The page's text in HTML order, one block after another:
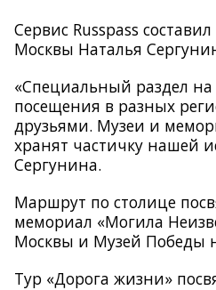
Сервис Russpass
Москвы Наталья
«Специальный раздел
посещения в разных
друзьями. Музеи и
хранят частичку нашей
Сергунина.
Маршрут по столице
мемориал «Могила
Москвы и Музей Победы
Тур «Дорога жизни»